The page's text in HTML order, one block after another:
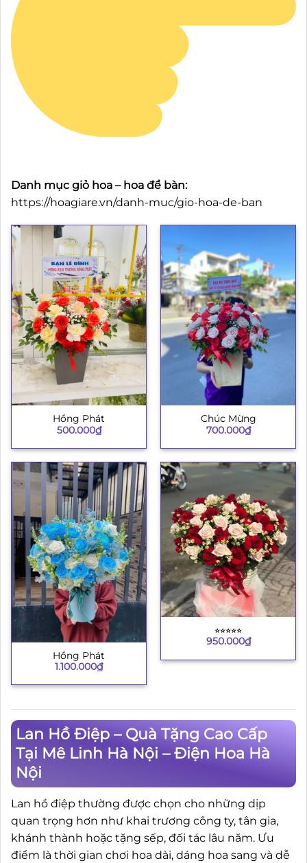
Danh mục giỏ hoa – hoa để bàn:
https://hoagiare.vn/danh-muc/gio-hoa-de-ban
Hồng Phát
500.000₫
Chúc Mừng
700.000₫
Hồng Phát
1.100.000₫
⭐︎⭐︎⭐︎⭐︎⭐︎
950.000₫
Lan Hồ Điệp – Quà Tặng Cao Cấp
Tại Mê Linh Hà Nội – Điện Hoa Hà
Nội
Lan hồ điệp thường được chọn cho những dịp
quan trọng hơn như khai trương công ty, tân gia,
khánh thành hoặc tặng sếp, đối tác lâu năm. Ưu
điểm là thời gian chơi hoa dài, dáng hoa sang và dễ